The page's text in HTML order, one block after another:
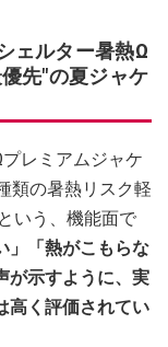
ェルター暑熱Ω
先"の夏ジャケ
レミアムジャケ
類の暑熱リスク軽
いう、機能面で
」「熱がこもらな
が示すように、実
高く評価されてい